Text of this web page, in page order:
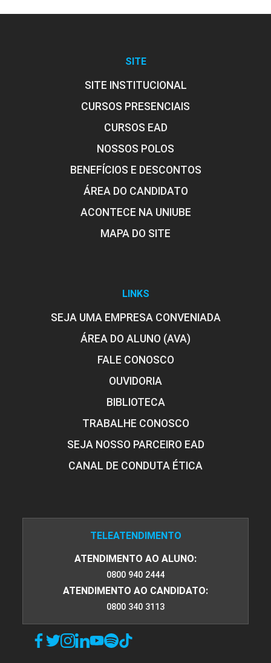
SITE
SITE INSTITUCIONAL
CURSOS PRESENCIAIS
CURSOS EAD
NOSSOS POLOS
BENEFÍCIOS E DESCONTOS
ÁREA DO CANDIDATO
ACONTECE NA UNIUBE
MAPA DO SITE
LINKS
SEJA UMA EMPRESA CONVENIADA
ÁREA DO ALUNO (AVA)
FALE CONOSCO
OUVIDORIA
BIBLIOTECA
TRABALHE CONOSCO
SEJA NOSSO PARCEIRO EAD
CANAL DE CONDUTA ÉTICA
TELEATENDIMENTO
ATENDIMENTO AO ALUNO:
0800 940 2444
ATENDIMENTO AO CANDIDATO:
0800 340 3113